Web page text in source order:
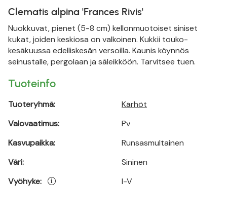
Clematis alpina 'Frances Rivis'
Nuokkuvat, pienet (5-8 cm) kellonmuotoiset siniset
kukat, joiden keskiosa on valkoinen. Kukkii touko-
kesäkuussa edelliskesän versoilla. Kaunis köynnös
seinustalle, pergolaan ja säleikköön. Tarvitsee tuen.
Tuoteinfo
Tuoteryhmä:
Valovaatimus:
Kasvupaikka:
Väri:
Vyöhyke:
Kärhöt
Pv
Runsasmultainen
Sininen
I-V